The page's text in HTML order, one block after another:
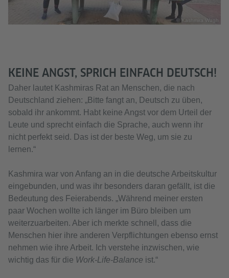
© Kashmira Wagh
KEINE ANGST, SPRICH EINFACH DEUTSCH!
Daher lautet Kashmiras Rat an Menschen, die nach
Deutschland ziehen: „Bitte fangt an, Deutsch zu üben,
sobald ihr ankommt. Habt keine Angst vor dem Urteil der
Leute und sprecht einfach die Sprache, auch wenn ihr
nicht perfekt seid. Das ist der beste Weg, um sie zu
lernen.“
Kashmira war von Anfang an in die deutsche Arbeitskultur
eingebunden, und was ihr besonders daran gefällt, ist die
Bedeutung des Feierabends. „Während meiner ersten
paar Wochen wollte ich länger im Büro bleiben um
weiterzuarbeiten. Aber ich merkte schnell, dass die
Menschen hier ihre anderen Verpflichtungen ebenso ernst
nehmen wie ihre Arbeit. Ich verstehe inzwischen, wie
wichtig das für die Work-Life-Balance ist.“